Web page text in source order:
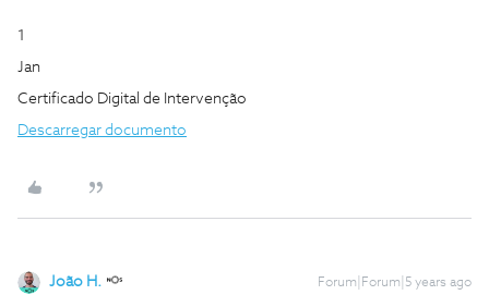
1
Jan
Certificado Digital de Intervenção
Descarregar documento
João H. Forum|Forum|5 years ago